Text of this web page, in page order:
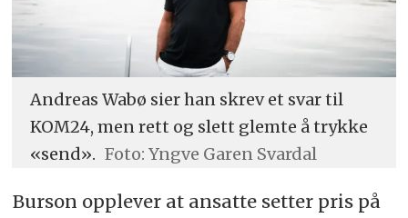
Andreas Wabø sier han skrev et svar til
KOM24, men rett og slett glemte å trykke
«send». Foto: Yngve Garen Svardal
Burson opplever at ansatte setter pris på